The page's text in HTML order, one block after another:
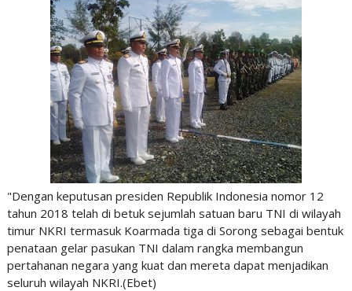
"Dengan keputusan presiden Republik Indonesia nomor 12
tahun 2018 telah di betuk sejumlah satuan baru TNI di wilayah
timur NKRI termasuk Koarmada tiga di Sorong sebagai bentuk
penataan gelar pasukan TNI dalam rangka membangun
pertahanan negara yang kuat dan mereta dapat menjadikan
seluruh wilayah NKRI.(Ebet)